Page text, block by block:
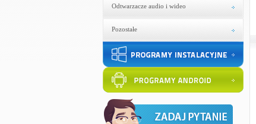
Odtwarzacze audio i wideo
Pozostałe